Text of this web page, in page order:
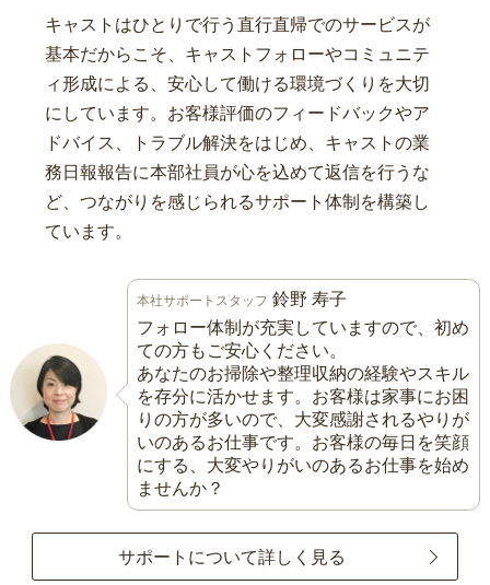
キャストはひとりで行う直行直帰でのサービスが
基本だからこそ、キャストフォローやコミュニテ
ィ形成による、安心して働ける環境づくりを大切
にしています。お客様評価のフィードバックやア
ドバイス、トラブル解決をはじめ、キャストの業
務日報報告に本部社員が心を込めて返信を行うな
ど、つながりを感じられるサポート体制を構築し
ています。
本社サポートスタッフ 鈴野 寿子
フォロー体制が充実していますので、初め
ての方もご安心ください。
あなたのお掃除や整理収納の経験やスキル
を存分に活かせます。お客様は家事にお困
りの方が多いので、大変感謝されるやりが
いのあるお仕事です。お客様の毎日を笑顔
にする、大変やりがいのあるお仕事を始め
ませんか？
サポートについて詳しく見る